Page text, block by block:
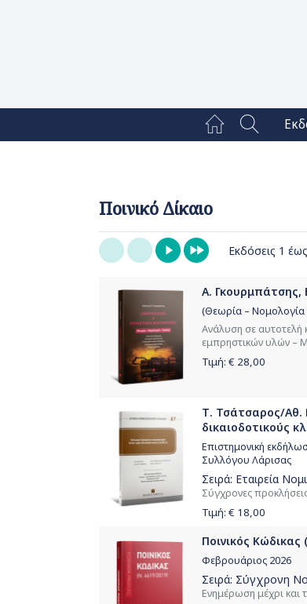
Ποινικό Δίκαιο
Εκδόσεις 1
Α. Γκουρμπάτσης,
(Θεωρία – Νομολογία
Ανάλυση σε αυτοτελή
εμπρηστικών υλών –
Τιμή: € 28,00
Τ. Τσάτσαρος/Αθ.
δικαιοδοτικούς
Επιστημονική
Συλλόγου Λάρισας
Σειρά: Εταιρεία
Σύγχρονες
Τιμή: € 18,00
Ποινικός Κώδικας
Φεβρουάριος 2026
Σειρά: Σύγχρονη
Ενημέρωση μέχρι και